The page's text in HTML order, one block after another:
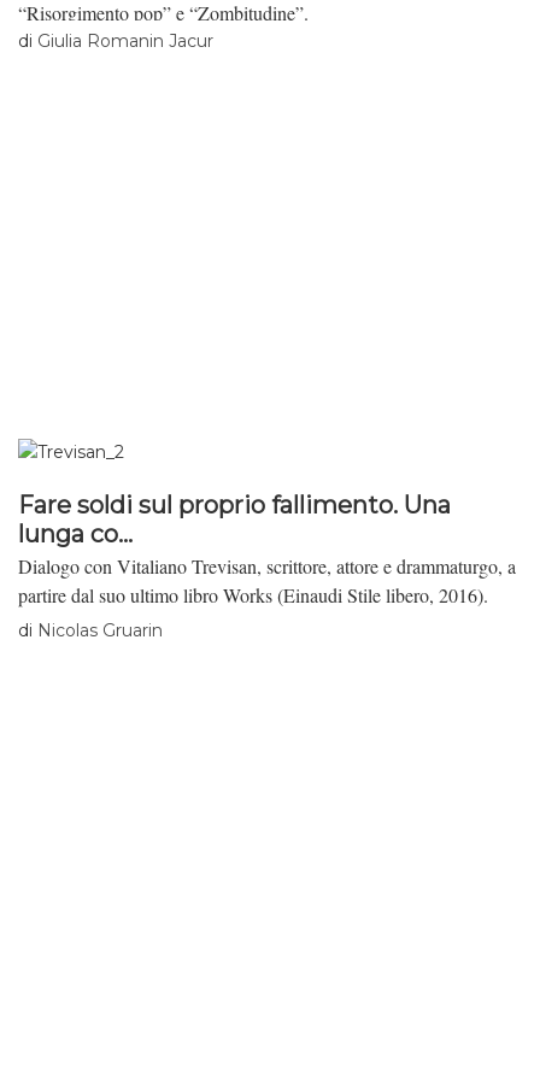
“Risorgimento pop” e “Zombitudine”.
di Giulia Romanin Jacur
Fare soldi sul proprio fallimento. Una
lunga co...
Dialogo con Vitaliano Trevisan, scrittore, attore e drammaturgo, a
partire dal suo ultimo libro Works (Einaudi Stile libero, 2016).
di Nicolas Gruarin